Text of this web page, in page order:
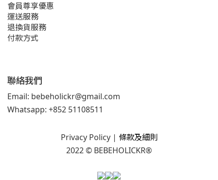
會員尊享優惠
運送服務
退換貨服務
付款方式
聯絡我們
Email: bebeholickr@gmail.com
Whatsapp: +852 51108511
Privacy Policy| 條款及細則
2022 © BEBEHOLICKR®